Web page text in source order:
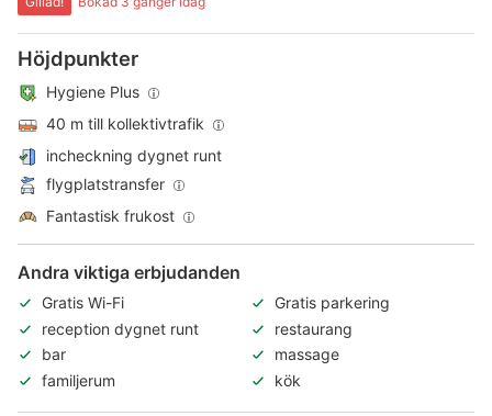
Höjdpunkter
Hygiene Plus
40 m till kollektivtrafik
incheckning dygnet runt
flygplatstransfer
Fantastisk frukost
Andra viktiga erbjudanden
Gratis Wi-Fi
Gratis parkering
reception dygnet runt
restaurang
bar
massage
familjerum
kök